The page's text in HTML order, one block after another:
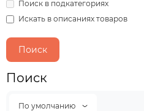
Поиск в подкатегориях
Искать в описаниях товаров
Поиск
По умолчанию